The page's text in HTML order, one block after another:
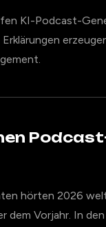
KI-Podcast-
hörten 2026
dem Vorjahr. In